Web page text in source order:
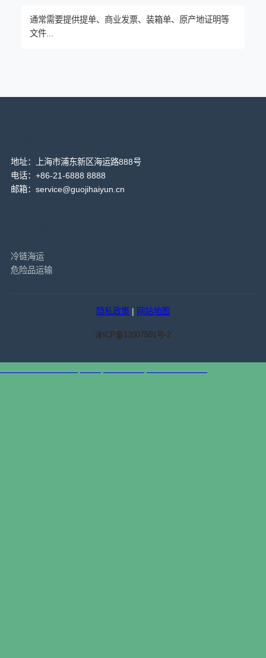
通常需要提供提单、商业发票、装箱单、原产地证明等
文件...
地址：上海市浦东新区海运路888号
电话：+86-21-6888 8888
邮箱：service@guojihaiyun.cn
冷链海运
危险品运输
隐私政策 | 网站地图
津ICP备12007501号-2